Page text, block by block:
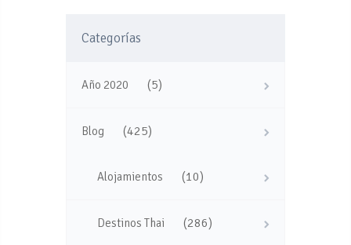
Categorías
Año 2020 (5)
Blog (425)
Alojamientos (10)
Destinos Thai (286)